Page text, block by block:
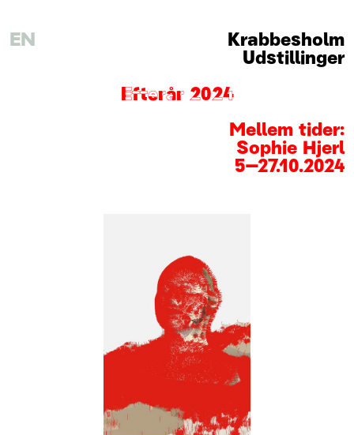
Krabbesholm
EN
Udstillinger
Efterår 2024
Mellem tider:
Sophie Hjerl
5–27.10.2024